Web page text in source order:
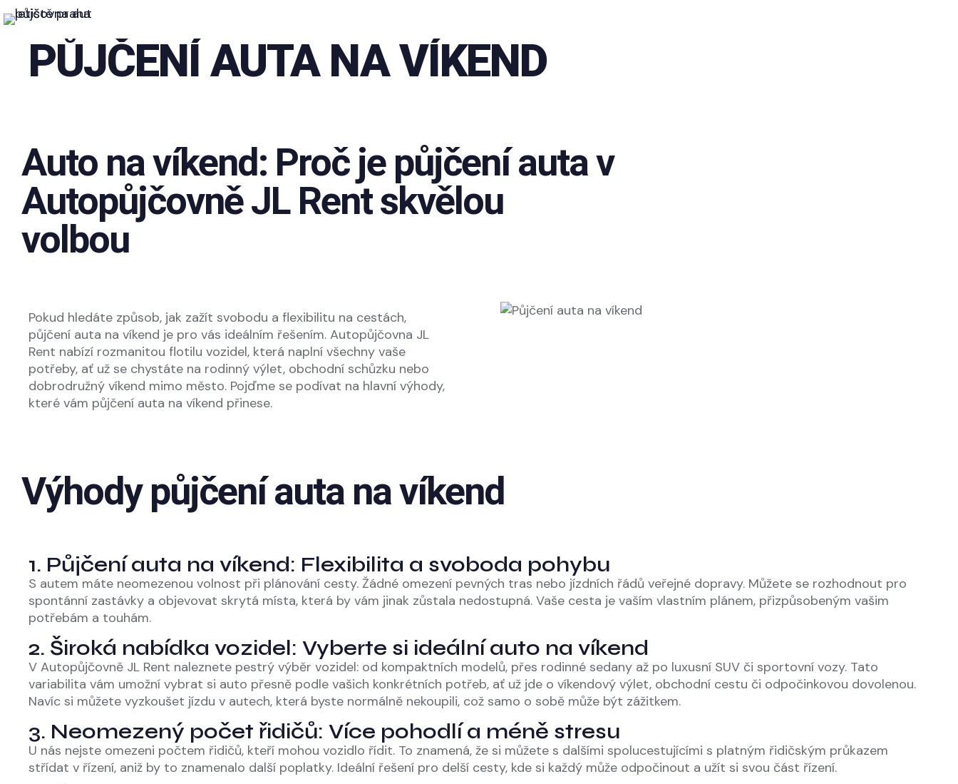
PŮJČENÍ AUTA NA VÍKEND
Auto na víkend: Proč je půjčení auta v
Autopůjčovně JL Rent skvělou
volbou
Pokud hledáte způsob, jak zažít svobodu a flexibilitu na cestách,
půjčení auta na víkend je pro vás ideálním řešením. Autopůjčovna JL
Rent nabízí rozmanitou flotilu vozidel, která naplní všechny vaše
potřeby, ať už se chystáte na rodinný výlet, obchodní schůzku nebo
dobrodružný víkend mimo město. Pojďme se podívat na hlavní výhody,
které vám půjčení auta na víkend přinese.
Výhody půjčení auta na víkend
1. Půjčení auta na víkend: Flexibilita a svoboda pohybu
S autem máte neomezenou volnost při plánování cesty. Žádné omezení pevných tras nebo jízdních řádů veřejné dopravy. Můžete se rozhodnout pro
spontánní zastávky a objevovat skrytá místa, která by vám jinak zůstala nedostupná. Vaše cesta je vaším vlastním plánem, přizpůsobeným vašim
potřebám a touhám.
2. Široká nabídka vozidel: Vyberte si ideální auto na víkend
V Autopůjčovně JL Rent naleznete pestrý výběr vozidel: od kompaktních modelů, přes rodinné sedany až po luxusní SUV či sportovní vozy. Tato
variabilita vám umožní vybrat si auto přesně podle vašich konkrétních potřeb, ať už jde o víkendový výlet, obchodní cestu či odpočinkovou dovolenou.
Navíc si můžete vyzkoušet jízdu v autech, která byste normálně nekoupili, což samo o sobě může být zážitkem.
3. Neomezený počet řidičů: Více pohodlí a méně stresu
U nás nejste omezeni počtem řidičů, kteří mohou vozidlo řídit. To znamená, že si můžete s dalšími spolucestujícími s platným řidičským průkazem
střídat v řízení, aniž by to znamenalo další poplatky. Ideální řešení pro delší cesty, kde si každý může odpočinout a užít si svou část řízení.